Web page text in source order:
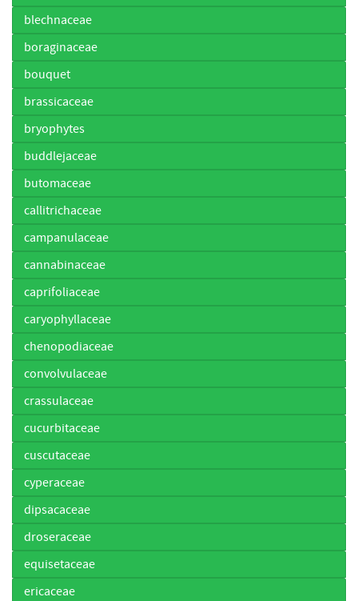
blechnaceae
boraginaceae
bouquet
brassicaceae
bryophytes
buddlejaceae
butomaceae
callitrichaceae
campanulaceae
cannabinaceae
caprifoliaceae
caryophyllaceae
chenopodiaceae
convolvulaceae
crassulaceae
cucurbitaceae
cuscutaceae
cyperaceae
dipsacaceae
droseraceae
equisetaceae
ericaceae